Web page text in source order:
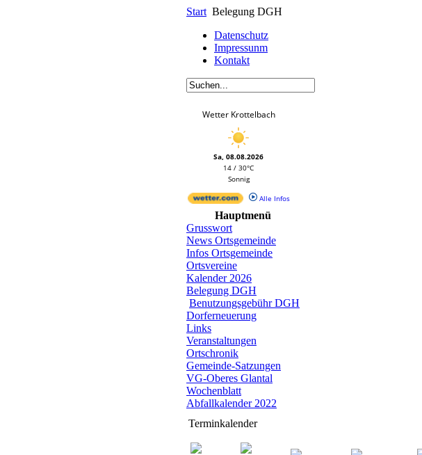
Start Belegung DGH
Datenschutz
Impressunm
Kontakt
Wetter Krottelbach
Sa, 08.08.2026
14 / 30°C
Sonnig
Alle Infos
Hauptmenü
Grusswort
News Ortsgemeinde
Infos Ortsgemeinde
Ortsvereine
Kalender 2026
Belegung DGH
Benutzungsgebühr DGH
Dorferneuerung
Links
Veranstaltungen
Ortschronik
Gemeinde-Satzungen
VG-Oberes Glantal
Wochenblatt
Abfallkalender 2022
Terminkalender